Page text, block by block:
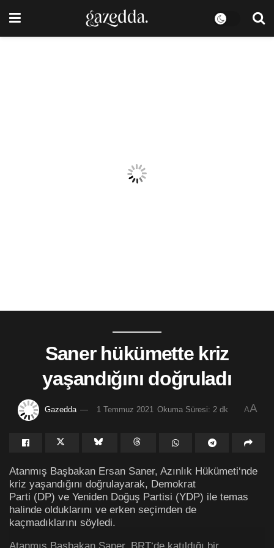
Saner hükümette kriz
yaşandığını doğruladı
Gazedda 1 Temmuz 2021 Okuma Süresi: 2 dk AA
Atanmış Başbakan Ersan Saner, Azınlık Hükümeti‘nde
kriz yaşandığını doğrulayarak, Demokrat
Parti (DP) ve Yeniden Doğuş Partisi (YDP) ile temas
halinde olduklarını ve erken seçimden de
kaçmadıklarını söyledi.